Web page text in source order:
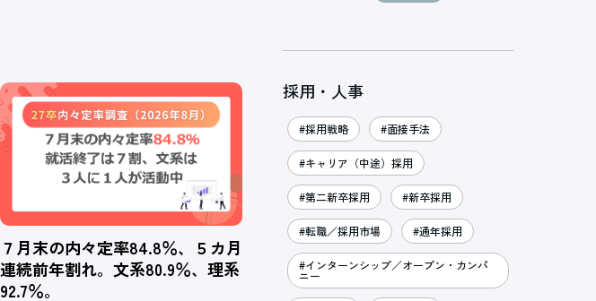
７月末の内々定率84.8％、５カ月
連続前年割れ。文系80.9％、理系
92.7％。
採用・人事
#採用戦略 #面接手法
#キャリア（中途）採用
#第二新卒採用 #新卒採用
#転職／採用市場 #通年採用
#インターンシップ／オープン・カンパ
ニー